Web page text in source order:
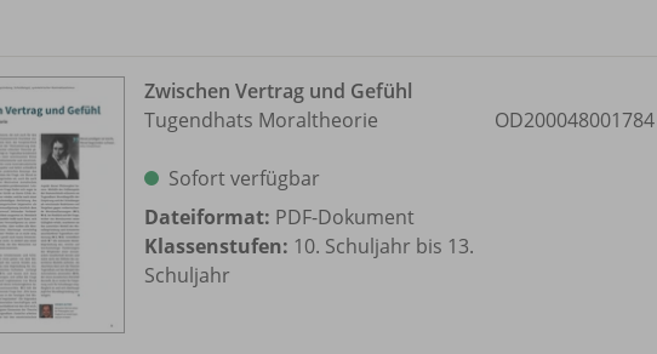
Zwischen Vertrag und Gefühl
Tugendhats Moraltheorie
Sofort verfügbar
Dateiformat: PDF-Dokument
Klassenstufen: 10. Schuljahr bis 13.
Schuljahr
OD200048001784